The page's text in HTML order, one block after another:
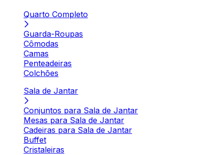
Quarto Completo
Guarda-Roupas
Cômodas
Camas
Penteadeiras
Colchões
Sala de Jantar
Conjuntos para Sala de Jantar
Mesas para Sala de Jantar
Cadeiras para Sala de Jantar
Buffet
Cristaleiras